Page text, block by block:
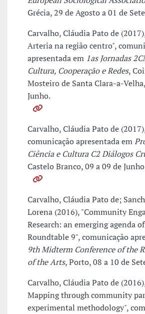
Grécia, 29 de Agosto a 01 de
Carvalho, Cláudia Pato de
Arteria na região centro",
apresentada em 1as Jornadas
Cultura, Cooperação e Redes,
Mosteiro de Santa Clara-a-
Junho.
Carvalho, Cláudia Pato de
comunicação apresentada em
Ciência e Cultura C2 Diálogos
Castelo Branco, 09 a 09 de
Carvalho, Cláudia Pato de;
Lorena (2016), "Community
Research: an emerging agenda
Roundtable 9", comunicação
9th Midterm Conference of the
of the Arts, Porto, 08 a 10 de
Carvalho, Cláudia Pato de
Mapping through community
experimental methodology",